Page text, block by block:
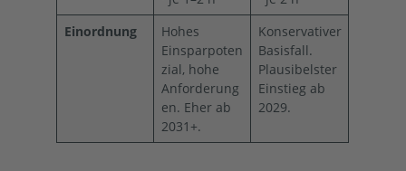
Einordnung
Hohes
Einsparpoten
zial, hohe
Anforderung
en. Eher ab
2031+.
Konservativer
Basisfall.
Plausibelster
Einstieg ab
2029.